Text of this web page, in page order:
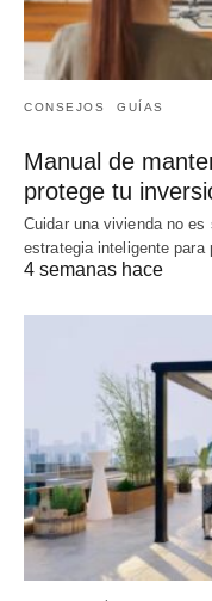
CONSEJOS GUÍAS
Manual de
protege tu
Cuidar una vivienda no
estrategia inteligente
4 semanas hace